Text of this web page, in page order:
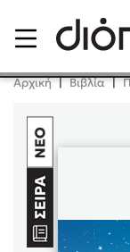
Δημοφιλή
Αρχική | Βιβλία |